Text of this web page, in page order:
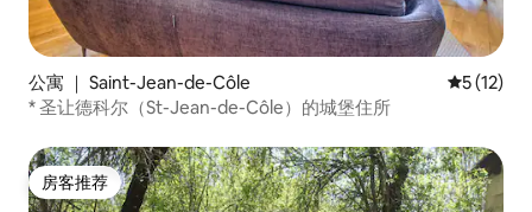
公寓 ｜ Saint-Jean-de-Côle 平均评分
5 (12)
* 圣让德科尔（St-Jean-de-Côle）的城堡住所
房客推荐
房客推荐